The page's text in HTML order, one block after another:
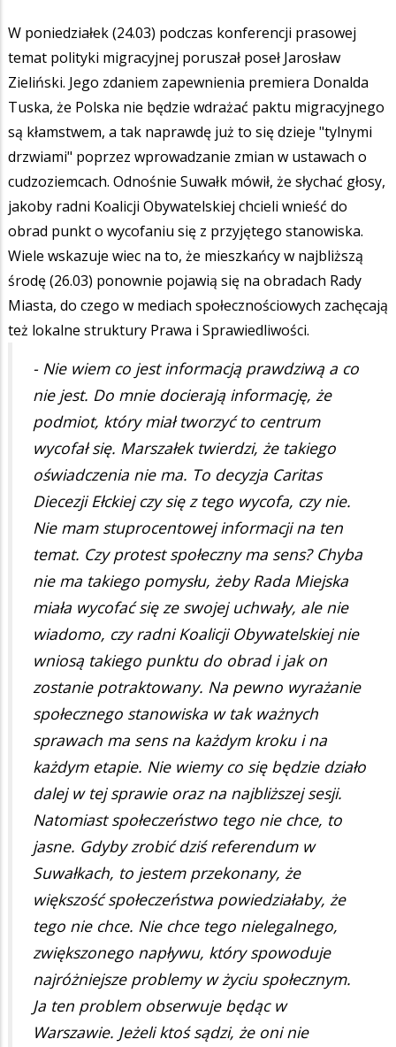
W poniedziałek (24.03) podczas konferencji prasowej
temat polityki migracyjnej poruszał poseł Jarosław
Zieliński. Jego zdaniem zapewnienia premiera Donalda
Tuska, że Polska nie będzie wdrażać paktu migracyjnego
są kłamstwem, a tak naprawdę już to się dzieje "tylnymi
drzwiami" poprzez wprowadzanie zmian w ustawach o
cudzoziemcach. Odnośnie Suwałk mówił, że słychać głosy,
jakoby radni Koalicji Obywatelskiej chcieli wnieść do
obrad punkt o wycofaniu się z przyjętego stanowiska.
Wiele wskazuje wiec na to, że mieszkańcy w najbliższą
środę (26.03) ponownie pojawią się na obradach Rady
Miasta, do czego w mediach społecznościowych zachęcają
też lokalne struktury Prawa i Sprawiedliwości.
- Nie wiem co jest informacją prawdziwą a co
nie jest. Do mnie docierają informację, że
podmiot, który miał tworzyć to centrum
wycofał się. Marszałek twierdzi, że takiego
oświadczenia nie ma. To decyzja Caritas
Diecezji Ełckiej czy się z tego wycofa, czy nie.
Nie mam stuprocentowej informacji na ten
temat. Czy protest społeczny ma sens? Chyba
nie ma takiego pomysłu, żeby Rada Miejska
miała wycofać się ze swojej uchwały, ale nie
wiadomo, czy radni Koalicji Obywatelskiej nie
wniosą takiego punktu do obrad i jak on
zostanie potraktowany. Na pewno wyrażanie
społecznego stanowiska w tak ważnych
sprawach ma sens na każdym kroku i na
każdym etapie. Nie wiemy co się będzie działo
dalej w tej sprawie oraz na najbliższej sesji.
Natomiast społeczeństwo tego nie chce, to
jasne. Gdyby zrobić dziś referendum w
Suwałkach, to jestem przekonany, że
większość społeczeństwa powiedziałaby, że
tego nie chce. Nie chce tego nielegalnego,
zwiększonego napływu, który spowoduje
najróżniejsze problemy w życiu społecznym.
Ja ten problem obserwuje będąc w
Warszawie. Jeżeli ktoś sądzi, że oni nie